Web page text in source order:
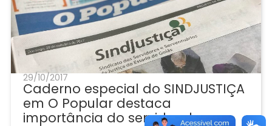
29/10/2017
Caderno especial do SINDJUSTIÇA
em O Popular destaca
importância do servidor do